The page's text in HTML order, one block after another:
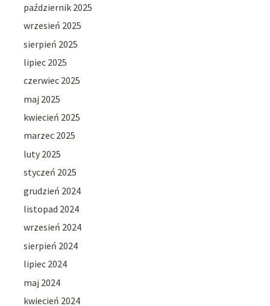
październik 2025
wrzesień 2025
sierpień 2025
lipiec 2025
czerwiec 2025
maj 2025
kwiecień 2025
marzec 2025
luty 2025
styczeń 2025
grudzień 2024
listopad 2024
wrzesień 2024
sierpień 2024
lipiec 2024
maj 2024
kwiecień 2024